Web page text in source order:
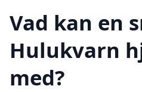
Vad kan en
Hulukvarn
med?